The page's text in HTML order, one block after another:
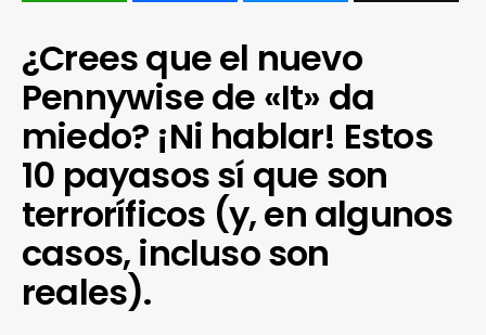
¿Crees que el nuevo
Pennywise de «It» da
miedo? ¡Ni hablar! Estos
10 payasos sí que son
terroríficos (y, en algunos
casos, incluso son
reales).